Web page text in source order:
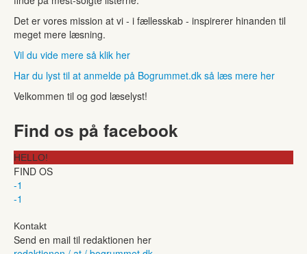
Det er vores mission at vi - i fællesskab - inspirerer hinanden til
meget mere læsning.
Vil du vide mere så klik her
Har du lyst til at anmelde på Bogrummet.dk så læs mere her
Velkommen til og god læselyst!
Find os på facebook
HELLO!
FIND OS
-1
-1
Kontakt
Send en mail til redaktionen her